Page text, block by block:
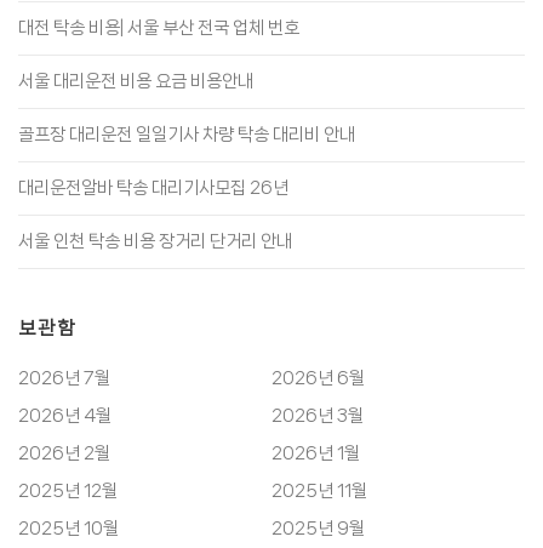
대전 탁송 비용| 서울 부산 전국 업체 번호
서울 대리운전 비용 요금 비용안내
골프장 대리운전 일일기사 차량 탁송 대리비 안내
대리운전알바 탁송 대리기사모집 26년
서울 인천 탁송 비용 장거리 단거리 안내
보관함
2026년 7월
2026년 6월
2026년 4월
2026년 3월
2026년 2월
2026년 1월
2025년 12월
2025년 11월
2025년 10월
2025년 9월